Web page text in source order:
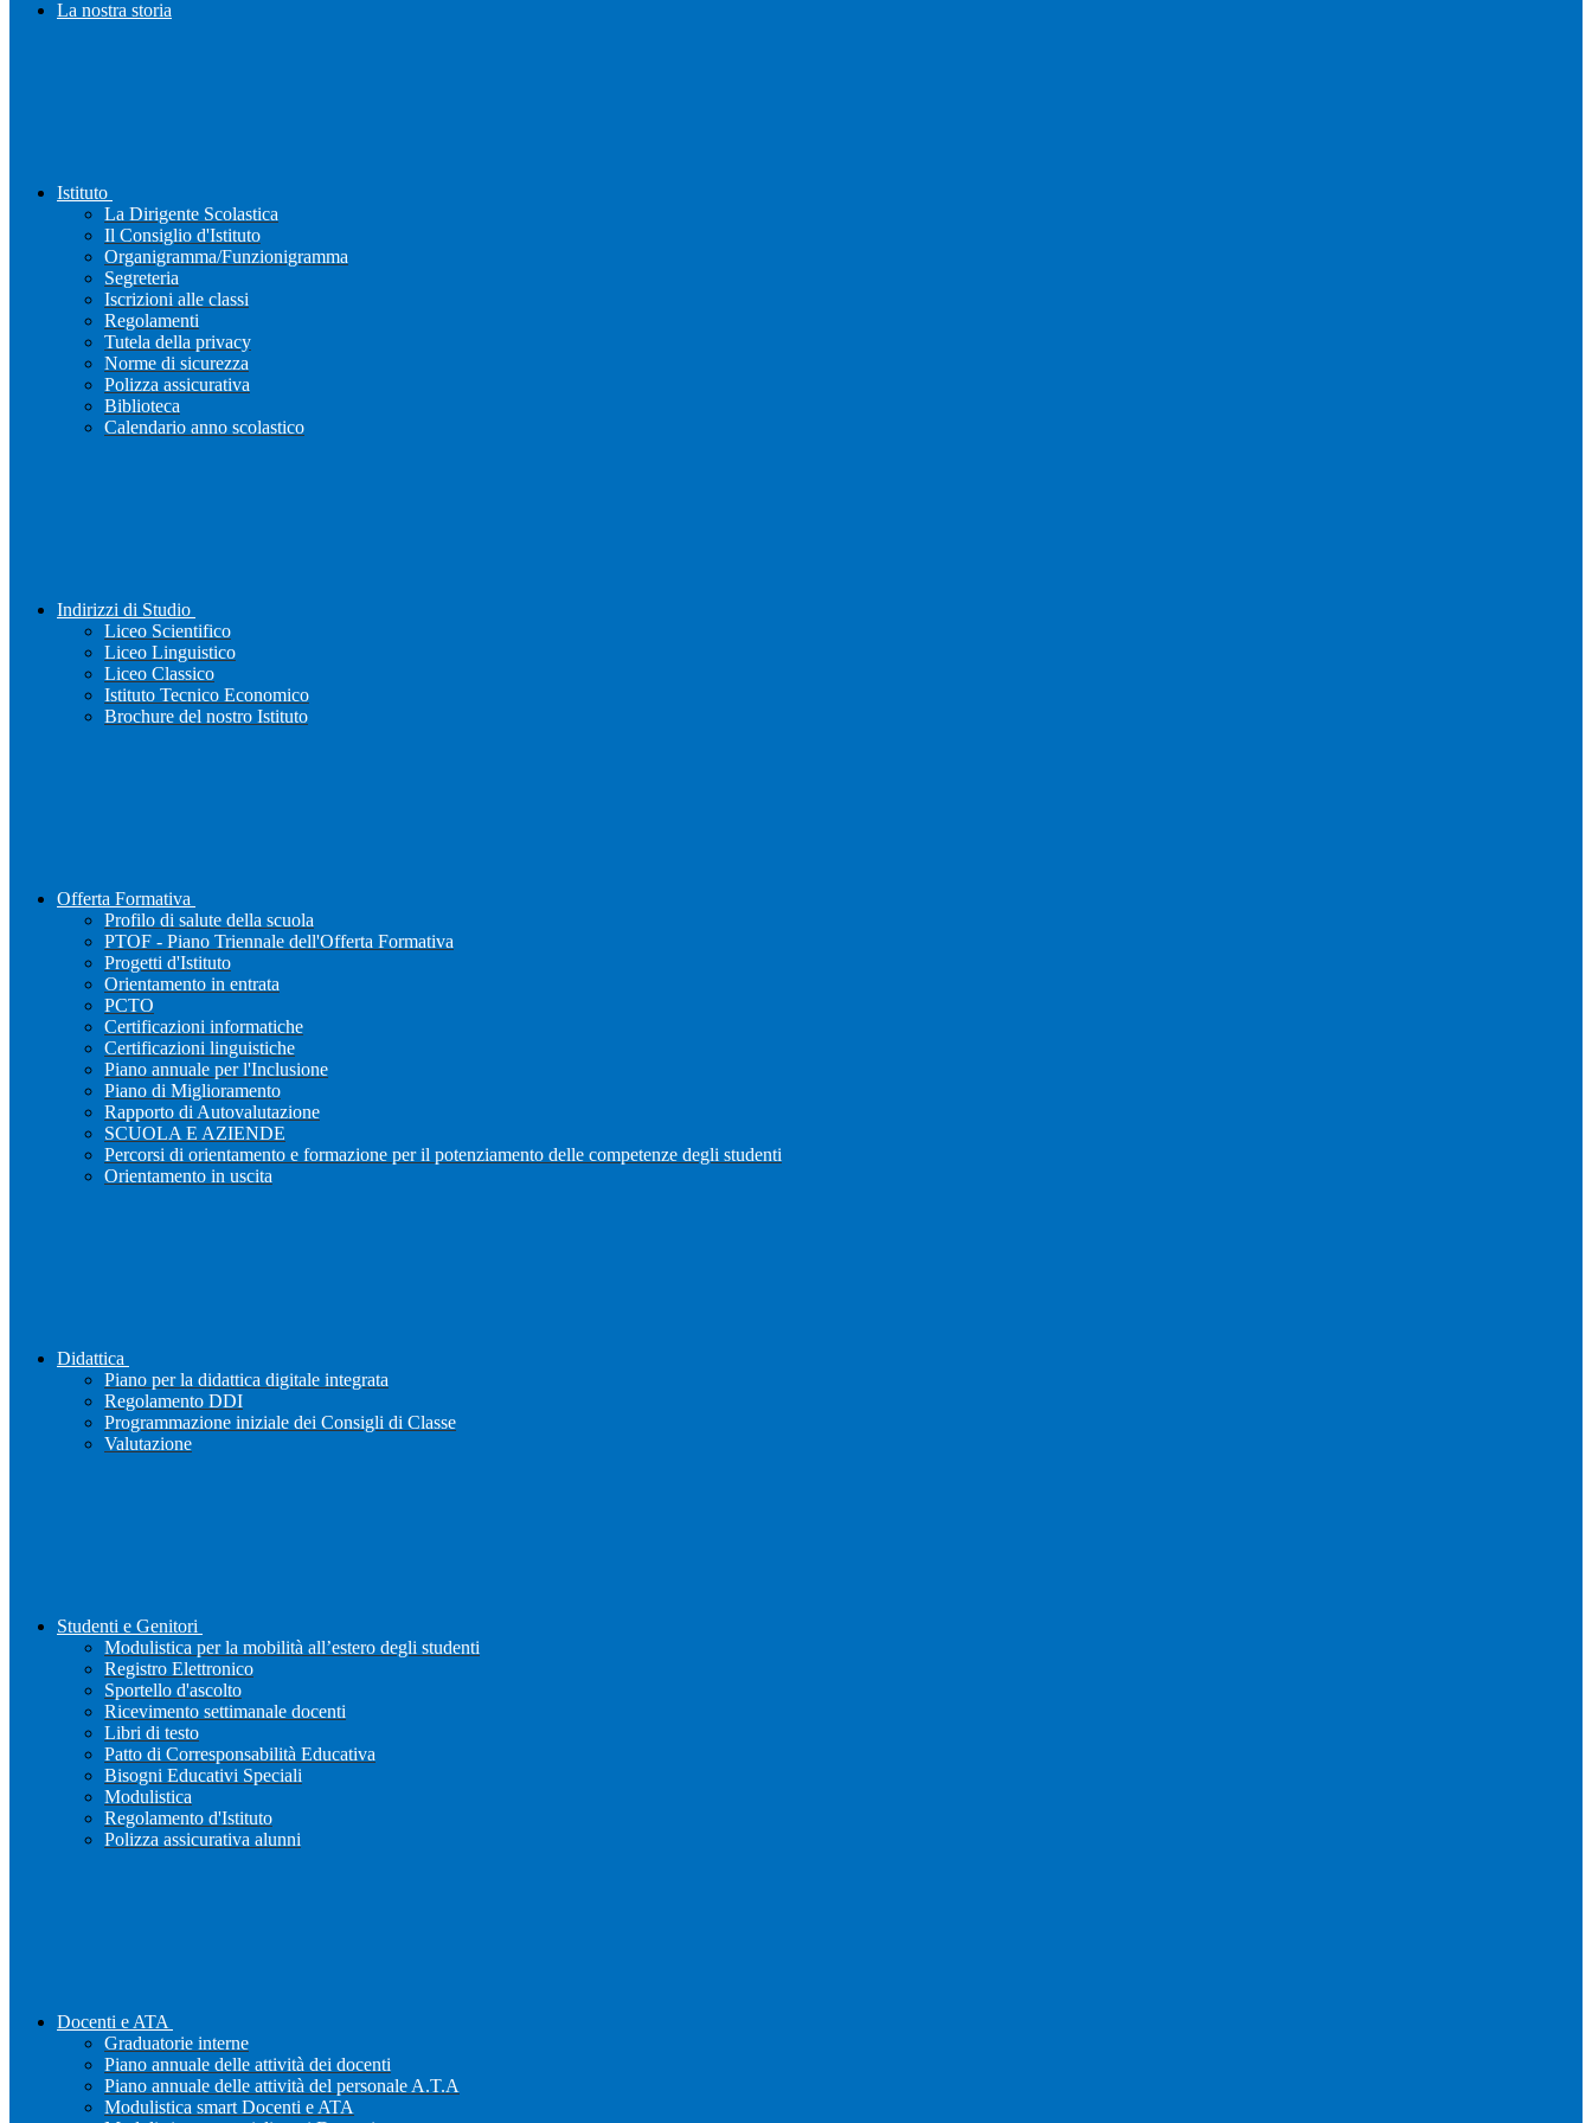
La nostra storia
Istituto
La Dirigente Scolastica
Il Consiglio d'Istituto
Organigramma/Funzionigramma
Segreteria
Iscrizioni alle classi
Regolamenti
Tutela della privacy
Norme di sicurezza
Polizza assicurativa
Biblioteca
Calendario anno scolastico
Indirizzi di Studio
Liceo Scientifico
Liceo Linguistico
Liceo Classico
Istituto Tecnico Economico
Brochure del nostro Istituto
Offerta Formativa
Profilo di salute della scuola
PTOF - Piano Triennale dell'Offerta Formativa
Progetti d'Istituto
Orientamento in entrata
PCTO
Certificazioni informatiche
Certificazioni linguistiche
Piano annuale per l'Inclusione
Piano di Miglioramento
Rapporto di Autovalutazione
SCUOLA E AZIENDE
Percorsi di orientamento e formazione per il potenziamento delle competenze degli studenti
Orientamento in uscita
Didattica
Piano per la didattica digitale integrata
Regolamento DDI
Programmazione iniziale dei Consigli di Classe
Valutazione
Studenti e Genitori
Modulistica per la mobilità all’estero degli studenti
Registro Elettronico
Sportello d'ascolto
Ricevimento settimanale docenti
Libri di testo
Patto di Corresponsabilità Educativa
Bisogni Educativi Speciali
Modulistica
Regolamento d'Istituto
Polizza assicurativa alunni
Docenti e ATA
Graduatorie interne
Piano annuale delle attività dei docenti
Piano annuale delle attività del personale A.T.A
Modulistica smart Docenti e ATA